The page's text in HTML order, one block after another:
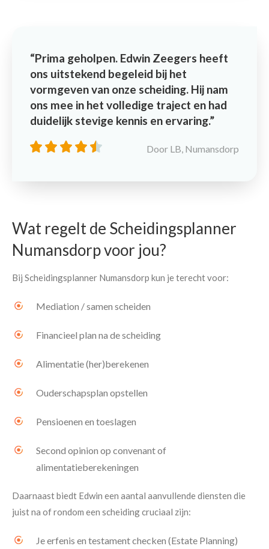
Prima geholpen. Edwin Zeegers heeft
ons uitstekend begeleid bij het
vormgeven van onze scheiding. Hij nam
ons mee in het volledige traject en had
duidelijk stevige kennis en ervaring.
Door LB, Numansdorp
Wat regelt de Scheidingsplanner
Numansdorp voor jou?
Bij Scheidingsplanner Numansdorp kun je terecht voor:
Mediation / samen scheiden
Financieel plan na de scheiding
Alimentatie (her)berekenen
Ouderschapsplan opstellen
Pensioenen en toeslagen
Second opinion op convenant of
alimentatieberekeningen
Daarnaast biedt Edwin een aantal aanvullende diensten die
juist na of rondom een scheiding cruciaal zijn:
Je erfenis en testament checken (Estate Planning)